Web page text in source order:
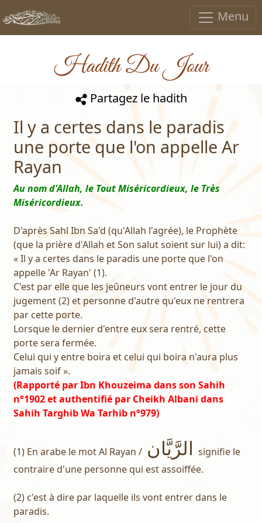
Menu
Hadith Du Jour
Partagez le hadith
Il y a certes dans le paradis
une porte que l'on appelle Ar
Rayan
Au nom d'Allah, le Tout Miséricordieux, le Très
Miséricordieux.
D'après Sahl Ibn Sa'd (qu'Allah l'agrée), le Prophète
(que la prière d'Allah et Son salut soient sur lui) a dit:
« Il y a certes dans le paradis une porte que l'on
appelle 'Ar Rayan' (1).
C'est par elle que les jeûneurs vont entrer le jour du
jugement (2) et personne d'autre qu'eux ne rentrera
par cette porte.
Lorsque le dernier d'entre eux sera rentré, cette
porte sera fermée.
Celui qui y entre boira et celui qui boira n'aura plus
jamais soif ».
(Rapporté par Ibn Khouzeima dans son Sahih
n°1902 et authentifié par Cheikh Albani dans
Sahih Targhib Wa Tarhib n°979)
(1) En arabe le mot Al Rayan / الرَّيَّانsignifie le
contraire d'une personne qui est assoiffée.
(2) c'est à dire par laquelle ils vont entrer dans le
paradis.